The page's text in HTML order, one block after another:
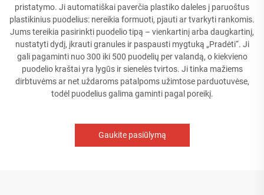
pristatymo. Ji automatiškai paverčia plastiko daleles į paruoštus
plastikinius puodelius: nereikia formuoti, pjauti ar tvarkyti rankomis.
Jums tereikia pasirinkti puodelio tipą – vienkartinį arba daugkartinį,
nustatyti dydį, įkrauti granules ir paspausti mygtuką „Pradėti“. Ji
gali pagaminti nuo 300 iki 500 puodelių per valandą, o kiekvieno
puodelio kraštai yra lygūs ir sienelės tvirtos. Ji tinka mažiems
dirbtuvėms ar net uždaroms patalpoms užimtose parduotuvėse,
todėl puodelius galima gaminti pagal poreikį.
Gaukite pasiūlymą